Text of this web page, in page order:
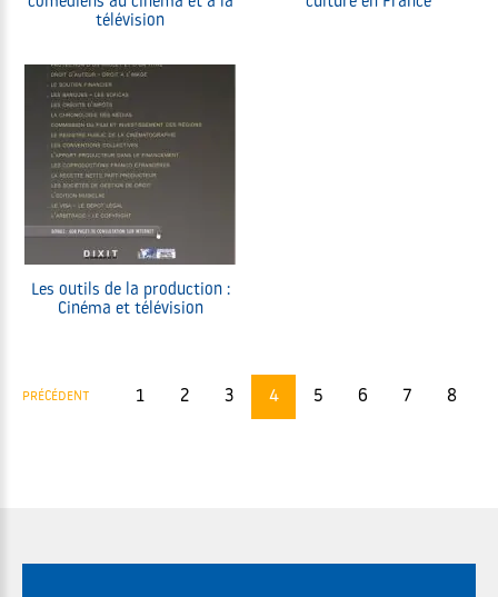
télévision
Les outils de la production :
Cinéma et télévision
PRÉCÉDENT 1 2 3 4 5 6 7 8